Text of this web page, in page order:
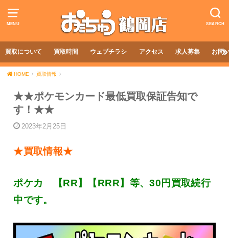
MENU SEARCH
買取について 買取時間 ウェブチラシ アクセス 求人募集 お問
HOME 買取情報
★★ポケモンカード最低買取保証告知で
す！★★
2023年2月25日
★買取情報★
ポケカ 【RR】【RRR】等、30円買取続行
中です。